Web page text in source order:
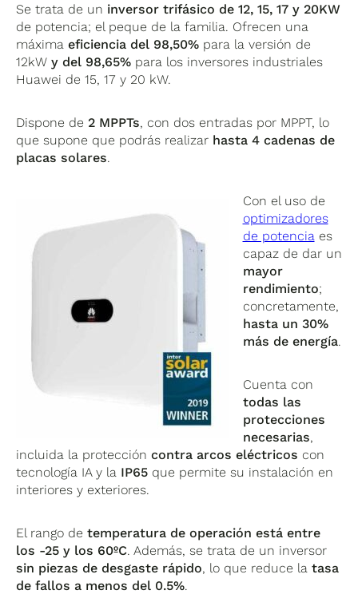
Se trata de un inversor trifásico de 12, 15, 17 y 20KW
de potencia; el peque de la familia. Ofrecen una
máximaeficiencia del 98,50% para la versión de
12kWy del 98,65% para los inversores industriales
Huawei de 15, 17 y 20 kW.
Dispone de 2 MPPTs, con dos entradas por MPPT, lo
que supone que podrás realizar hasta 4 cadenas de
placas solares.
Con el uso de
optimizadores
de potencia es
capaz de dar un
mayor
rendimiento;
concretamente,
hasta un 30%
más de energía.
Cuenta con
todas las
protecciones
necesarias,
incluida la proteccióncontra arcos eléctricos con
tecnología IA y la IP65 que permite su instalación en
interiores y exteriores.
El rango detemperatura de operación está entre
los -25 y los 60ºC. Además, se trata de un inversor
sin piezas de desgaste rápido, lo que reduce latasa
de fallos a menos del 0.5%.